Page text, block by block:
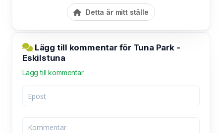
Detta är mitt ställe
Lägg till kommentar för Tuna Park -
Eskilstuna
Lägg till kommentar